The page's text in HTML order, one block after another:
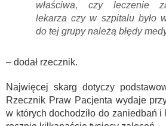
właściwa, czy leczenie
lekarza czy w szpitalu było
do tej grupy należą błędy
– dodał rzecznik.
Najwięcej skarg dotyczy
Rzecznik Praw Pacjenta wydaje
w których dochodziło do zaniedbań i